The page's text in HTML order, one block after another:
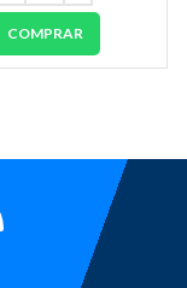
COMPRAR